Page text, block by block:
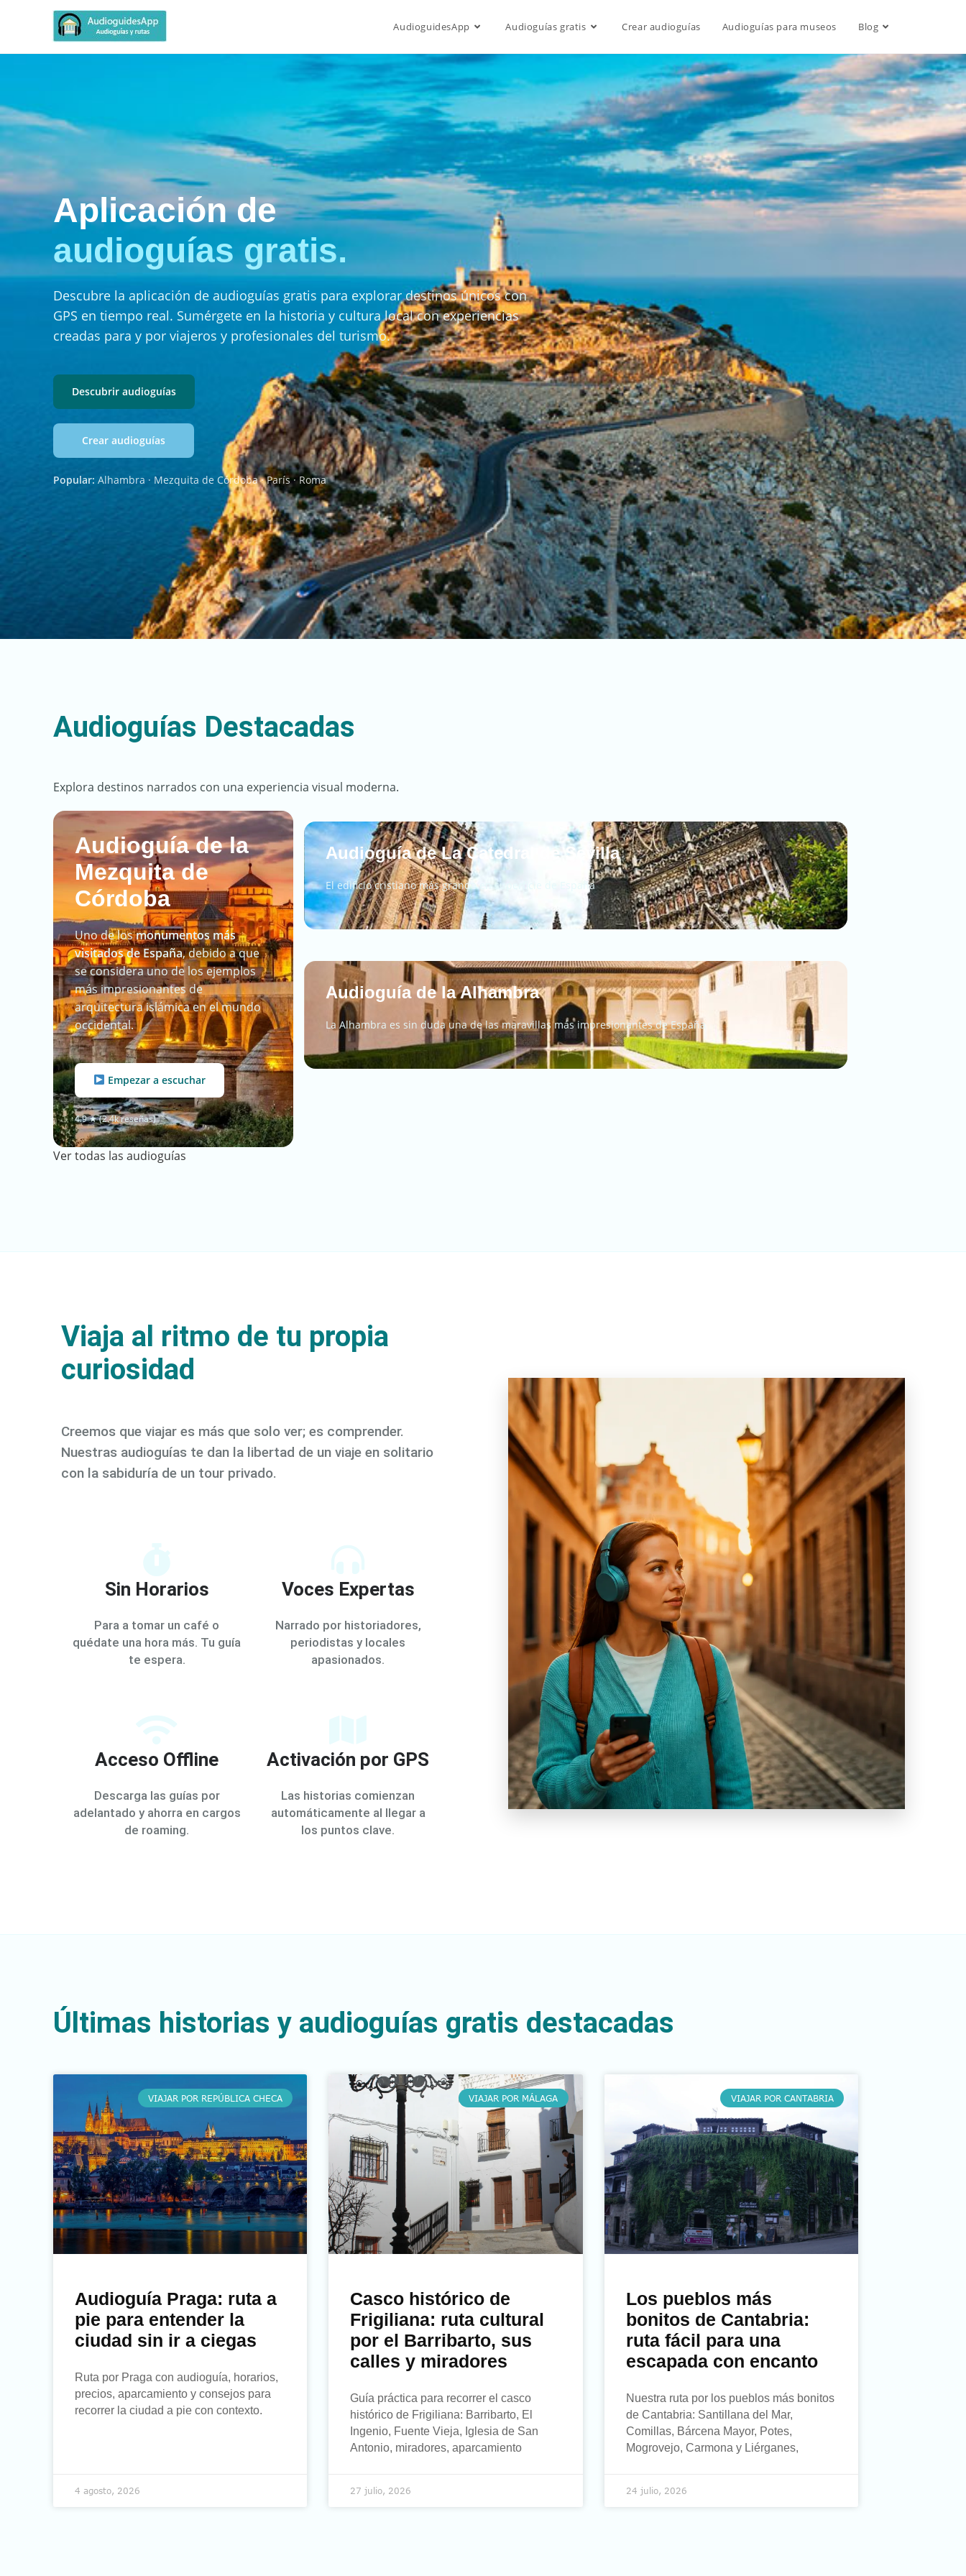
AudioguidesApp Audioguías gratis Crear audioguías Audioguías para museos Blog
Aplicación de
audioguías gratis.
Descubre la aplicación de audioguías gratis para explorar destinos únicos con
GPS en tiempo real. Sumérgete en la historia y cultura local con experiencias
creadas para y por viajeros y profesionales del turismo.
Descubrir audioguías
Crear audioguías
Popular: Alhambra · Mezquita de Córdoba · París · Roma
Audioguías Destacadas
Explora destinos narrados con una experiencia visual moderna.
Audioguía de la
Mezquita de
Córdoba
Uno de losmonumentos más
visitados de España, debido a que
se considera uno de los ejemplos
más impresionantes de
arquitectura islámica en el mundo
occidental.
Empezar a escuchar
4.9 ★ (2.4k reseñas)
Audioguía de La Catedral de Sevilla
El edificio cristiano más grande en superficie de España
Audioguía de la Alhambra
La Alhambra es sin duda una de las maravillas más impresionantes de España
Ver todas las audioguías
Viaja al ritmo de tu propia
curiosidad
Creemos que viajar es más que solo ver; es comprender.
Nuestras audioguías te dan la libertad de un viaje en solitario
con la sabiduría de un tour privado.
Sin Horarios
Para a tomar un café o
quédate una hora más. Tu guía
te espera.
Voces Expertas
Narrado por historiadores,
periodistas y locales
apasionados.
Acceso Offline
Descarga las guías por
adelantado y ahorra en cargos
de roaming.
Activación por GPS
Las historias comienzan
automáticamente al llegar a
los puntos clave.
Últimas historias y audioguías gratis destacadas
VIAJAR POR REPÚBLICA CHECA
Audioguía Praga: ruta a
pie para entender la
ciudad sin ir a ciegas
Ruta por Praga con audioguía, horarios,
precios, aparcamiento y consejos para
recorrer la ciudad a pie con contexto.
4 agosto, 2026
VIAJAR POR MÁLAGA
Casco histórico de
Frigiliana: ruta cultural
por el Barribarto, sus
calles y miradores
Guía práctica para recorrer el casco
histórico de Frigiliana: Barribarto, El
Ingenio, Fuente Vieja, Iglesia de San
Antonio, miradores, aparcamiento
27 julio, 2026
VIAJAR POR CANTABRIA
Los pueblos más
bonitos de Cantabria:
ruta fácil para una
escapada con encanto
Nuestra ruta por los pueblos más bonitos
de Cantabria: Santillana del Mar,
Comillas, Bárcena Mayor, Potes,
Mogrovejo, Carmona y Liérganes,
24 julio, 2026